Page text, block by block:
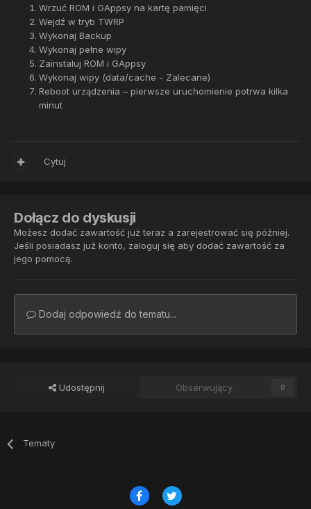
Wrzuć ROM i GAppsy na kartę pamięci
Wejdź w tryb TWRP
Wykonaj Backup
Wykonaj pełne wipy
Zainstaluj ROM i GAppsy
Wykonaj wipy (data/cache - Zalecane)
Reboot urządzenia – pierwsze uruchomienie potrwa kilka
minut
Cytuj
Dołącz do dyskusji
Możesz dodać zawartość już teraz a zarejestrować się później.
Jeśli posiadasz już konto, zaloguj się aby dodać zawartość za
jego pomocą.
Dodaj odpowiedź do tematu...
Udostępnij Obserwujący 0
Tematy